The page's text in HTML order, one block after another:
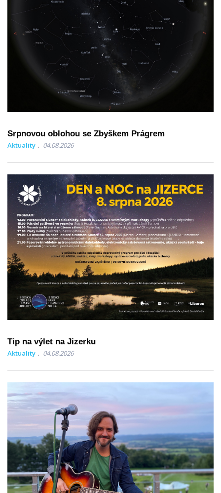
Srpnovou oblohou se Zbyškem Prágrem
Aktuality 04.08.2026
Tip na výlet na Jizerku
Aktuality 04.08.2026